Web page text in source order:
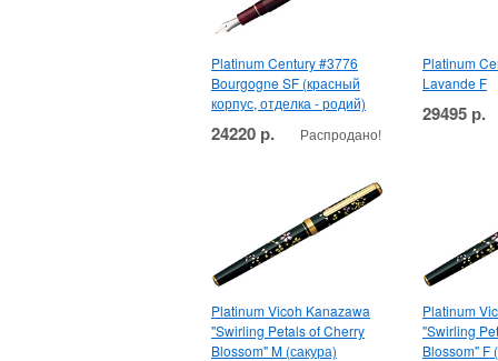
Platinum Century #3776
Bourgogne SF (красный
корпус, отделка - родий)
24220 р. Распродано!
Platinum
Lavande F
29495 р.
Platinum Vicoh Kanazawa
"Swirling Petals of Cherry
Blossom" M (сакура)
Platinum
"Swirling
Blossom" F